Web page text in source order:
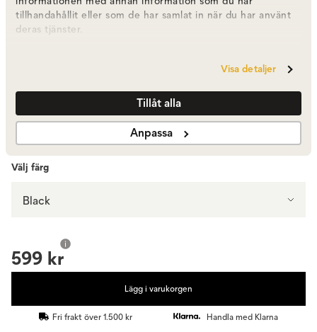
tillhandahållit eller som de har samlat in när du har använt
deras tjänster.
Visa detaljer
Tillåt alla
Anpassa
Candlelight | Set 1
599 kr
Visa fler +1
Välj färg
Black
599 kr
Lägg i varukorgen
Fri frakt över 1.500 kr Handla med Klarna